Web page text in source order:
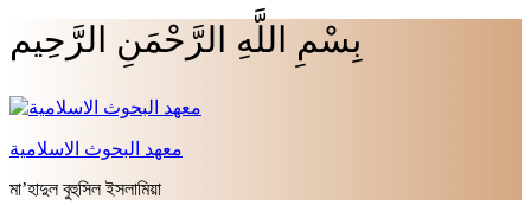
بِسْمِ اللَّهِ الرَّحْمَنِ الرَّحِيم
معهد البحوث الاسلامية
মা’হাদুল বুহুসিল ইসলামিয়া